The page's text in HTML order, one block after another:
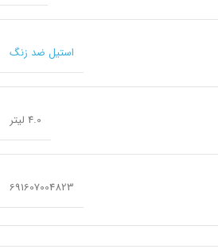
استیل ضد زنگ
4.0 لیتر
691607004823